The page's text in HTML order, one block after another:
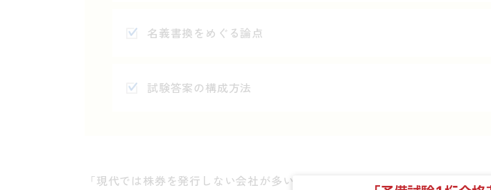
名義書換をめぐる論点
試験答案の構成方法
「現代では株券を発行しない会社が多いと聞くが、株券は何のためにあるの?」